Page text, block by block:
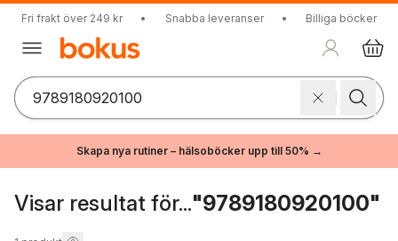
Fri frakt över 249 kr • Snabba leveranser • Billiga böcker
Skapa nya rutiner – hälsoböcker upp till 50% →
Visar resultat för..."9789180920100"